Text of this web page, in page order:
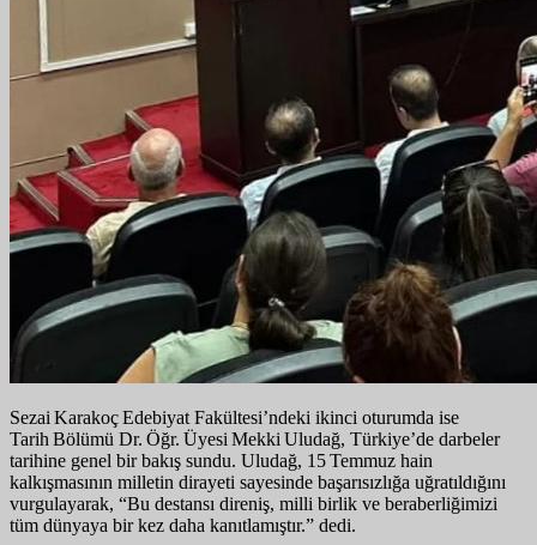
Sezai Karakoç Edebiyat Fakültesi’ndeki ikinci oturumda ise
Tarih Bölümü Dr. Öğr. Üyesi Mekki Uludağ, Türkiye’de darbeler
tarihine genel bir bakış sundu. Uludağ, 15 Temmuz hain
kalkışmasının milletin dirayeti sayesinde başarısızlığa uğratıldığını
vurgulayarak, “Bu destansı direniş, milli birlik ve beraberliğimizi
tüm dünyaya bir kez daha kanıtlamıştır.” dedi.